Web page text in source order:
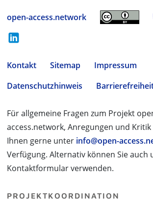
open-access.network
Kontakt Sitemap
Impressum
Datenschutzhinweis
Für allgemeine Fragen zum Projekt
access.network, Anregungen und
Ihnen gerne unter info@open-
Verfügung. Alternativ können Sie auch
Kontaktformular verwenden.
PROJEKTKOORDINATION